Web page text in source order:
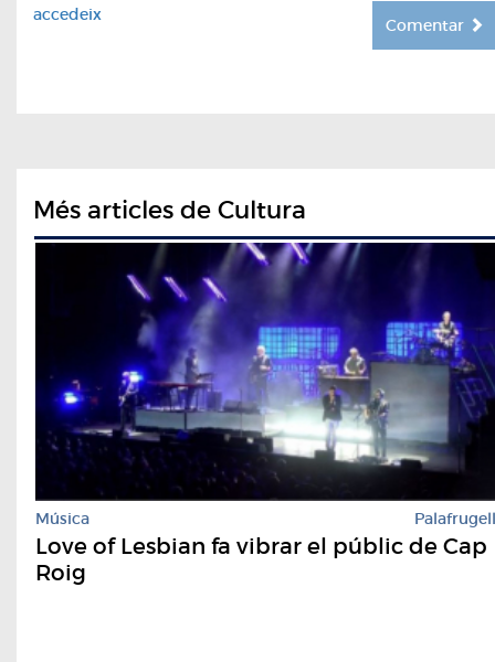
accedeix
Comentar
Més articles de Cultura
Música Palafrugell
Love of Lesbian fa vibrar el públic de Cap
Roig